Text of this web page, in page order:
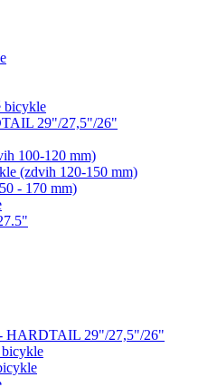
bicykle
29"/27,5"/26"
100-120 mm)
(zdvih 120-150 mm)
- 170 mm)
HARDTAIL 29"/27,5"/26"
bicykle